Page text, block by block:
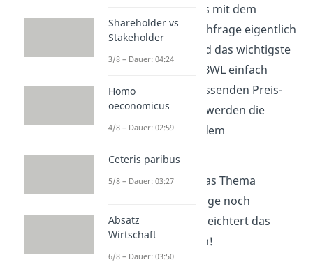
Du fragst dich, was es mit dem
Angebot und der Nachfrage eigentlich
auf sich hat? Hier wird das wichtigste
Modell der VWL und BWL einfach
erklärt. Durch die passenden Preis-
Mengen Diagramme werden die
Zusammenhänge zudem
Unser Videomacht das Thema
Angebot und Nachfrage noch
anschaulicher und erleichtert das
Lernen. Klick dich rein!
Shareholder vs
Stakeholder
3/8 – Dauer: 04:24
Homo
oeconomicus
4/8 – Dauer: 02:59
Ceteris paribus
5/8 – Dauer: 03:27
Absatz
Wirtschaft
6/8 – Dauer: 03:50